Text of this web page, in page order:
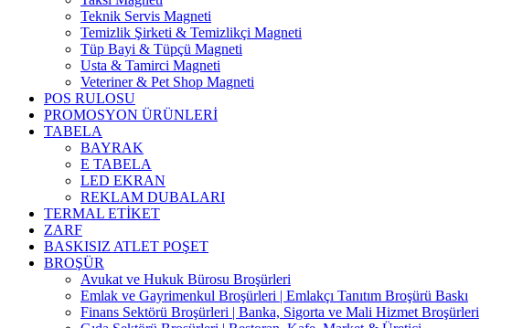
Teknik Servis Magneti
Temizlik Şirketi & Temizlikçi Magneti
Tüp Bayi & Tüpçü Magneti
Usta & Tamirci Magneti
Veteriner & Pet Shop Magneti
POS RULOSU
PROMOSYON ÜRÜNLERİ
TABELA
BAYRAK
E TABELA
LED EKRAN
REKLAM DUBALARI
TERMAL ETİKET
ZARF
BASKISIZ ATLET POŞET
BROŞÜR
Avukat ve Hukuk Bürosu Broşürleri
Emlak ve Gayrimenkul Broşürleri | Emlakçı Tanıtım Broşürü Baskı
Finans Sektörü Broşürleri | Banka, Sigorta ve Mali Hizmet Broşürleri